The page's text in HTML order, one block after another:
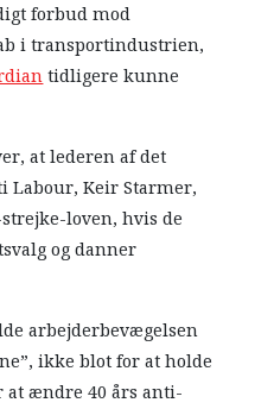
forbud mod
i transportindustrien,
tidligere kunne
at lederen af det
Labour, Keir Starmer,
loven, hvis de
og danner
arbejderbevægelsen
ikke blot for at holde
at ændre 40 års anti-